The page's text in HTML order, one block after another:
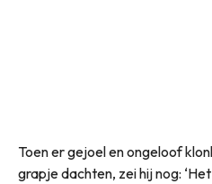
Toen er gejoel en ongeloof
grapje dachten, zei hij nog: